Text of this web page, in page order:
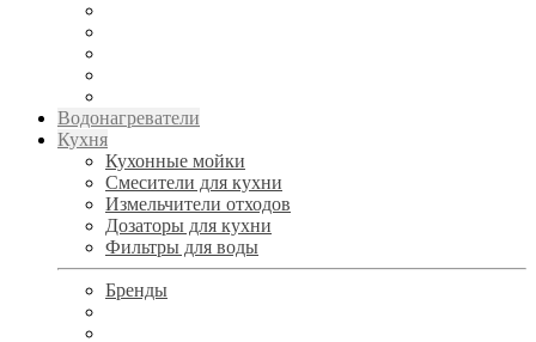
Водонагреватели
Кухня
Кухонные мойки
Смесители для кухни
Измельчители отходов
Дозаторы для кухни
Фильтры для воды
Бренды